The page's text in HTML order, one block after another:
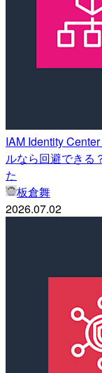
IAM Identity
ルなら回避できる
た
板倉舞
2026.07.02